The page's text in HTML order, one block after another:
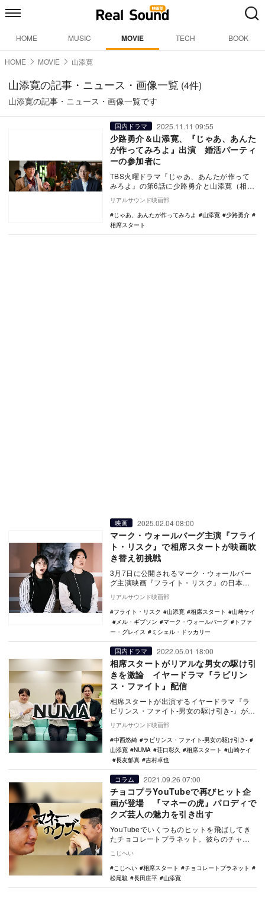
HOME MUSIC MOVIE TECH BOOK
HOME MOVIE 山添寛
山添寛の記事・ニュース・画像一覧 (4件)
山添寛の記事・ニュース・画像一覧です
国内ドラマ 2025.11.11 09:55
少路勇介＆山添寛、『じゃあ、あんた
が作ってみろよ』出演 婚活パーティ
ーの参加者に
TBS火曜ドラマ『じゃあ、あんたが作って
みろよ』の第6話に少路勇介と山添寛（相席
スタート）が出演することが発表された。
TVe…
リアルサウンド映画部
じゃあ、あんたが作ってみろよ
山添寛
少路勇介
相席スタート
映画 2025.02.04 08:00
マーク・ウォールバーグ主演『フライ
ト・リスク』で相席スタートが映画吹
き替え初挑戦
3月7日に公開されるマーク・ウォールバー
グ主演映画『フライト・リスク』の日本語
吹替版同時上映が決定し、お笑いコンビ・
相席スタート…
リアルサウンド映画部
フライト・リスク
山添寛 相席スタート
山﨑ケイ
メル・ギブソン
マーク・ウォールバーグ
トファ
ー・グレイス
ミシェル・ドッカリー
国内ドラマ 2022.05.01 18:00
相席スタートがリアルな男女の駆け引
きを激論 イヤードラマ『ラビリン
ス・ファイト』配信
相席スタートが出演するイヤードラマ『ラ
ビリンス・ファイト-男女の駆け引き-』が、
5月1日より音声版サブスクリプションサー
ビス「N…
リアルサウンド映画部
中西悠綺
ラビリンス・ファイト-男女の駆け引き-
山添寛
NUMA 荘口彰久 相席スタート
山崎ケイ
長友郁真
吉村卓也
コラム 2021.09.26 07:00
チョコプラYouTubeで再びヒット企
画が登場 『マネーの虎』パロディで
クズ芸人の魅力を引き出す
YouTubeでいくつものヒットを飛ばしてき
たチョコレートプラネット。彼らのチャン
ズ」が始動…
こじへい
こじへい
相席スタート
チョコレートプラネット
松尾駿
長田庄平 山添寛